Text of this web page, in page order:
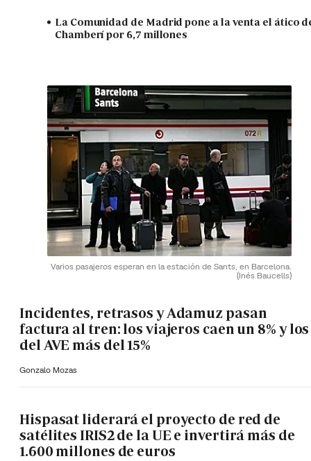
La Comunidad de Madrid pone a la venta el ático
Chamberí por 6,7 millones
Varios pasajeros esperan en la estación de Sants, en Barcelona.
(Inés Baucells)
Incidentes, retrasos y Adamuz pasan
factura al tren: los viajeros caen un 8% y los
del AVE más del 15%
Gonzalo Mozas
Hispasat liderará el proyecto de red de
satélites IRIS2 de la UE e invertirá más de
1.600 millones de euros